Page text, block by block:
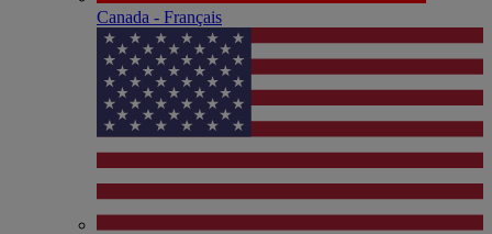
Canada - Français